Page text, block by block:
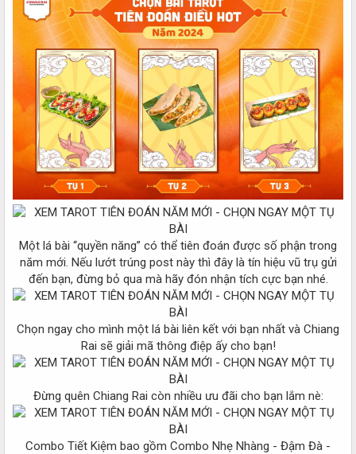
Một lá bài “quyền năng” có thể tiên đoán được số phận trong
năm mới. Nếu lướt trúng post này thì đây là tín hiệu vũ trụ gửi
đến bạn, đừng bỏ qua mà hãy đón nhận tích cực bạn nhé.
Chọn ngay cho mình một lá bài liên kết với bạn nhất và Chiang
Rai sẽ giải mã thông điệp ấy cho bạn!
Đừng quên Chiang Rai còn nhiều ưu đãi cho bạn lắm nè:
Combo Tiết Kiệm bao gồm Combo Nhẹ Nhàng - Đậm Đà -